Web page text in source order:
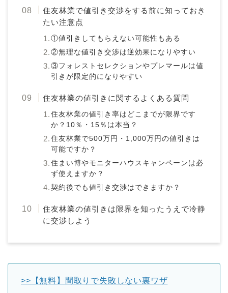
住友林業で値引き交渉をする前に知っておき
たい注意点
①値引きしてもらえない可能性もある
②無理な値引き交渉は逆効果になりやすい
③フォレストセレクションやプレマールは値
引きが限定的になりやすい
住友林業の値引きに関するよくある質問
住友林業の値引き率はどこまでが限界です
か？10％・15％は本当？
住友林業で500万円・1,000万円の値引きは
可能ですか？
住まい博やモニターハウスキャンペーンは必
ず使えますか？
契約後でも値引き交渉はできますか？
住友林業の値引きは限界を知ったうえで冷静
に交渉しよう
>>【無料】間取りで失敗しない裏ワザ